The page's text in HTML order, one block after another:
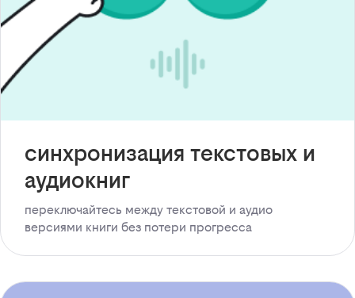
синхронизация текстовых и
аудиокниг
переключайтесь между текстовой и аудио
версиями книги без потери прогресса